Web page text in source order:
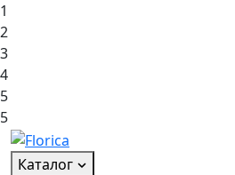
1
2
3
4
5
5
Каталог